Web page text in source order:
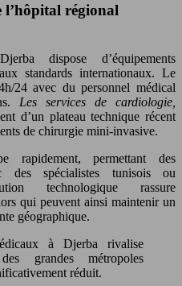
l’hôpital régional
dispose d’équipements
standards internationaux. Le
24 avec du personnel médical
Les services de cardiologie,
d’un plateau technique récent
de chirurgie mini-invasive.
rapidement, permettant des
des spécialistes tunisois ou
technologique rassure
qui peuvent ainsi maintenir un
géographique.
à Djerba rivalise
grandes métropoles
réduit.